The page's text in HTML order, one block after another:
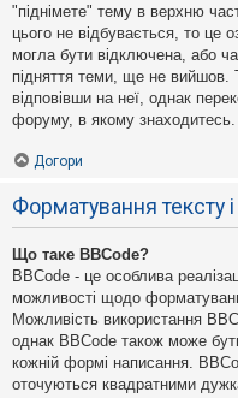
"піднімете" тему в верхню
цього не відбувається, то це
могла бути відключена, або
підняття теми, ще не вийшов.
відповівши на неї, однак
форуму, в якому знаходитесь.
Догори
Форматування тексту
Що таке BBCode?
BBCode - це особлива
можливості щодо
Можливість використання
однак BBCode також може
кожній формі написання.
оточуються квадратними